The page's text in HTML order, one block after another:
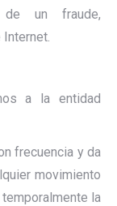
un fraude,
a la entidad
frecuencia y da
movimiento
la